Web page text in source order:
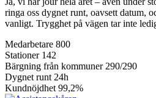
ringa oss dygnet runt, oavsett datum,
vanligt. Trygghet på vägen tar inte
Medarbetare 800
Stationer 142
Bärgning från kommuner 290/290
Dygnet runt 24h
Kundnöjdhet 99,2%